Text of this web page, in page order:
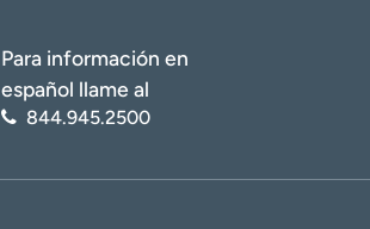
Para información en
español llame al
844.945.2500